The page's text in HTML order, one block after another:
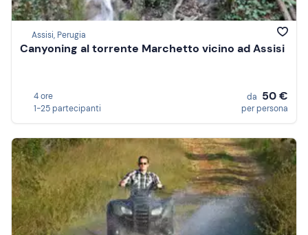
Assisi, Perugia
Canyoning al torrente Marchetto vicino ad Assisi
4 ore
1-25 partecipanti
da 50 €
per persona